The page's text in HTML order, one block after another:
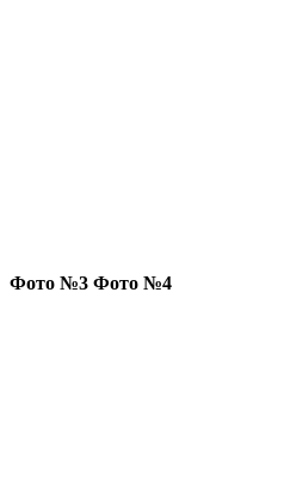
Фото №3 Фото №4